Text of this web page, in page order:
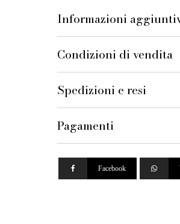
Informazioni
Condizioni di vendita
Spedizioni e resi
Pagamenti
Facebook